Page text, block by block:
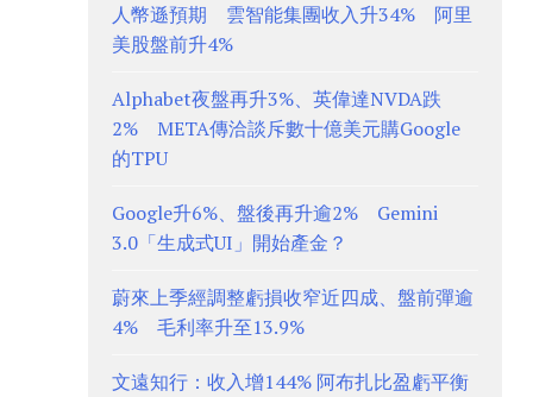
人幣遜預期 雲智能集團收入升34% 阿里
美股盤前升4%
Alphabet夜盤再升3%、英偉達NVDA跌
2% META傳洽談斥數十億美元購Google
的TPU
Google升6%、盤後再升逾2% Gemini
3.0「生成式UI」開始產金？
蔚來上季經調整虧損收窄近四成、盤前彈逾
4% 毛利率升至13.9%
文遠知行：收入增144% 阿布扎比盈虧平衡